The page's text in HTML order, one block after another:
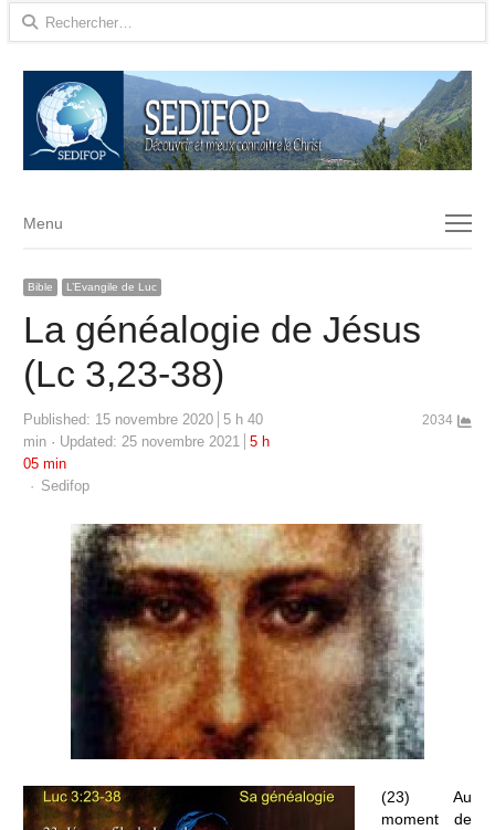
Rechercher :
Menu
Menu
Bible L’Evangile de Luc
La généalogie de Jésus
(Lc 3,23-38)
Published: 15 novembre 2020
5 h 40
min
Updated: 25 novembre 2021
5 h
05 min
Author
Sedifop
2034
(23) Au
moment de